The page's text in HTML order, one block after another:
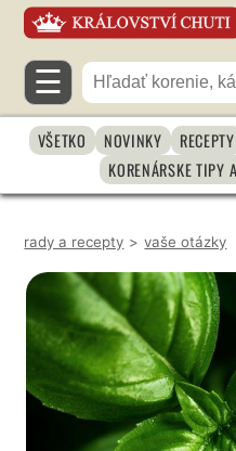
☰
VŠETKO NOVINKY RECEPTY
KORENÁRSKE TIPY
rady a recepty > vaše otázky